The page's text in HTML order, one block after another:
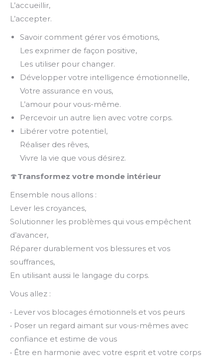
L’accueillir,
L’accepter.
Savoir comment gérer vos émotions,
Les exprimer de façon positive,
Les utiliser pour changer.
Développer votre intelligence émotionnelle,
Votre assurance en vous,
L’amour pour vous-même.
Percevoir un autre lien avec votre corps.
Libérer votre potentiel,
Réaliser des rêves,
Vivre la vie que vous désirez.
🍄Transformez votre monde intérieur
Ensemble nous allons :
Lever les croyances,
Solutionner les problèmes qui vous empêchent
d’avancer,
Réparer durablement vos blessures et vos
souffrances,
En utilisant aussi le langage du corps.
Vous allez :
• Lever vos blocages émotionnels et vos peurs
• Poser un regard aimant sur vous-mêmes avec
confiance et estime de vous
• Être en harmonie avec votre esprit et votre corps